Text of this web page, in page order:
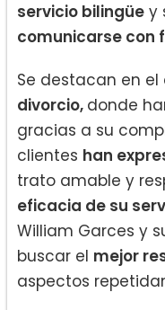
servicio bilingüe y
comunicarse con
Se destacan en el
divorcio, donde
gracias a su
clientes han
trato amable y
eficacia de su
William Garces y
buscar el mejor
aspectos